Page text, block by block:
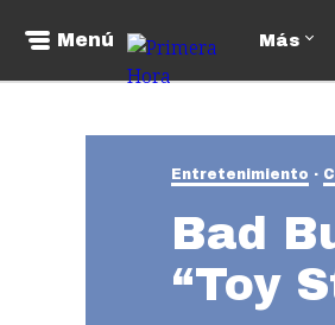
Menú Más
Entretenimiento
Bad
“Toy